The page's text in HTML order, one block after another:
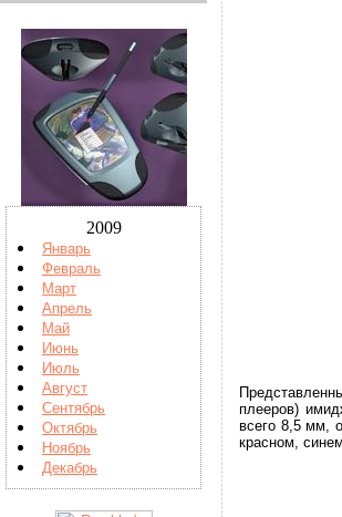
2009
Январь
Февраль
Март
Апрель
Май
Июнь
Июль
Август
Сентябрь
Октябрь
Ноябрь
Декабрь
плееров)
всего 8,5 мм,
красном,